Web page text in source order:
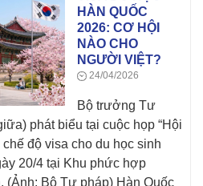
HÀN QUỐC
2026: CƠ HỘI
NÀO CHO
NGƯỜI VIỆT?
24/04/2026
Bộ trưởng Tư
phát biểu tại cuộc họp “Hội
độ visa cho du học sinh
20/4 tại Khu phức hợp
(Ảnh: Bộ Tư pháp) Hàn Quốc